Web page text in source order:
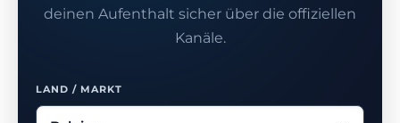
deinen Aufenthalt sicher über die offiziellen
Kanäle.
LAND / MARKT